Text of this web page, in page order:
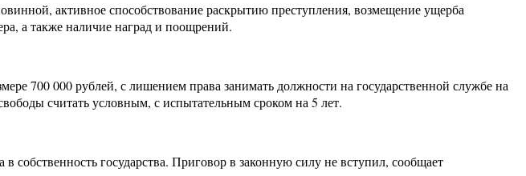
активное способствование раскрытию преступления, возмещение ущерба
а также наличие наград и поощрений.
700 000 рублей, с лишением права занимать должности на государственной службе на
считать условным, с испытательным сроком на 5 лет.
государства. Приговор в законную силу не вступил, сообщает